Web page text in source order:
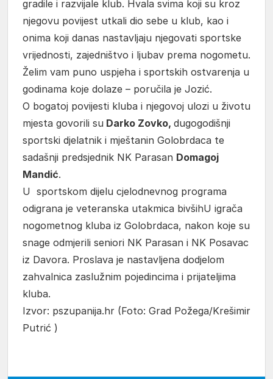
gradile i razvijale klub. Hvala svima koji su kroz
njegovu povijest utkali dio sebe u klub, kao i
onima koji danas nastavljaju njegovati sportske
vrijednosti, zajedništvo i ljubav prema nogometu.
Želim vam puno uspjeha i sportskih ostvarenja u
godinama koje dolaze – poručila je Jozić.
O bogatoj povijesti kluba i njegovoj ulozi u životu
mjesta govorili su Darko Zovko, dugogodišnji
sportski djelatnik i mještanin Golobrdaca te
sadašnji predsjednik NK Parasan Domagoj
Mandić.
U sportskom dijelu cjelodnevnog programa
odigrana je veteranska utakmica bivšihU igrača
nogometnog kluba iz Golobrdaca, nakon koje su
snage odmjerili seniori NK Parasan i NK Posavac
iz Davora. Proslava je nastavljena dodjelom
zahvalnica zaslužnim pojedincima i prijateljima
kluba.
Izvor: pszupanija.hr (Foto: Grad Požega/Krešimir
Putrić )